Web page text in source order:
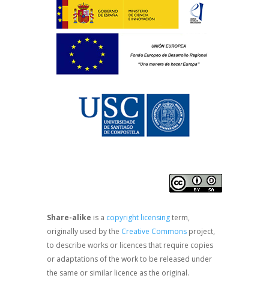
Share-alike is a copyright licensingterm,
originally used by the Creative Commons project,
to describe works or licences that require copies
or adaptations of the work to be released under
the same or similar licence as the original.